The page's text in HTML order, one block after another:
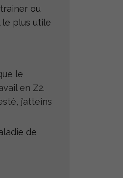
ou
le plus utile
le
en Z2.
j’atteins
de